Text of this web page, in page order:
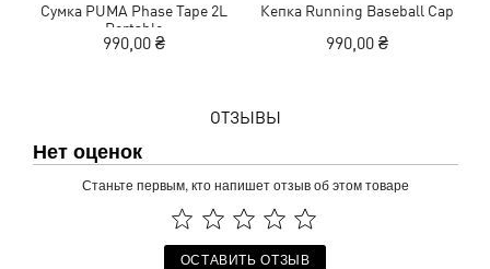
Сумка PUMA Phase Tape 2L
Portable
990,00 ₴
Кепка Running Baseball Cap
990,00 ₴
ОТЗЫВЫ
Нет оценок
Станьте первым, кто напишет отзыв об этом товаре
ОСТАВИТЬ ОТЗЫВ